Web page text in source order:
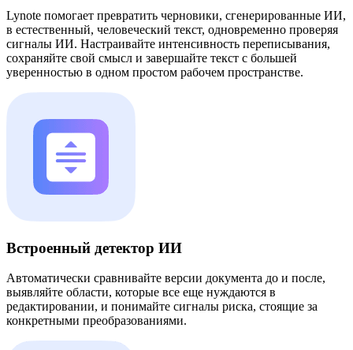
Lynote помогает превратить черновики, сгенерированные ИИ,
в естественный, человеческий текст, одновременно проверяя
сигналы ИИ. Настраивайте интенсивность переписывания,
сохраняйте свой смысл и завершайте текст с большей
уверенностью в одном простом рабочем пространстве.
Встроенный детектор ИИ
Автоматически сравнивайте версии документа до и после,
выявляйте области, которые все еще нуждаются в
редактировании, и понимайте сигналы риска, стоящие за
конкретными преобразованиями.